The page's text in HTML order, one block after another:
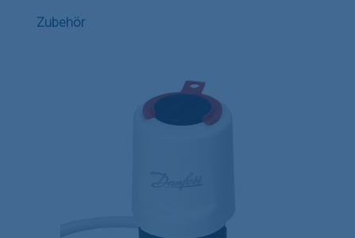
Produktgalerie überspringen
Zubehör